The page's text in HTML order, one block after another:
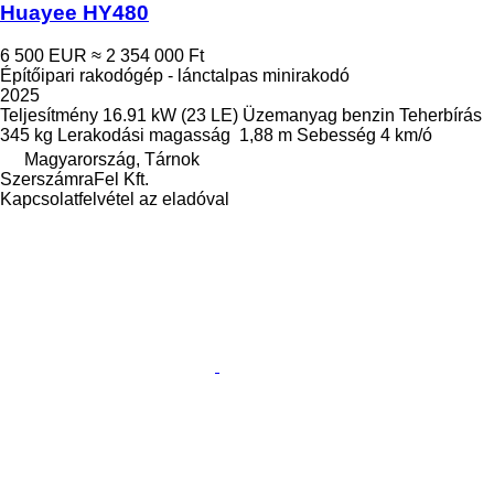
Huayee HY480
6 500 EUR ≈ 2 354 000 Ft
Építőipari rakodógép - lánctalpas minirakodó
2025
Teljesítmény 16.91 kW (23 LE) Üzemanyag benzin Teherbírás
345 kg Lerakodási magasság 1,88 m Sebesség 4 km/ó
Magyarország, Tárnok
SzerszámraFel Kft.
Kapcsolatfelvétel az eladóval